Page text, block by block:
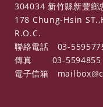
304034 新竹縣新豐鄉
178 Chung-Hsin
R.O.C.
聯絡電話
03-
傳真
03-5594855
電子信箱